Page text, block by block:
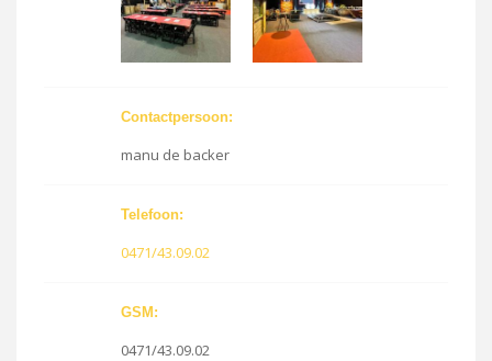
Contactpersoon:
manu de backer
Telefoon:
0471/43.09.02
GSM:
0471/43.09.02